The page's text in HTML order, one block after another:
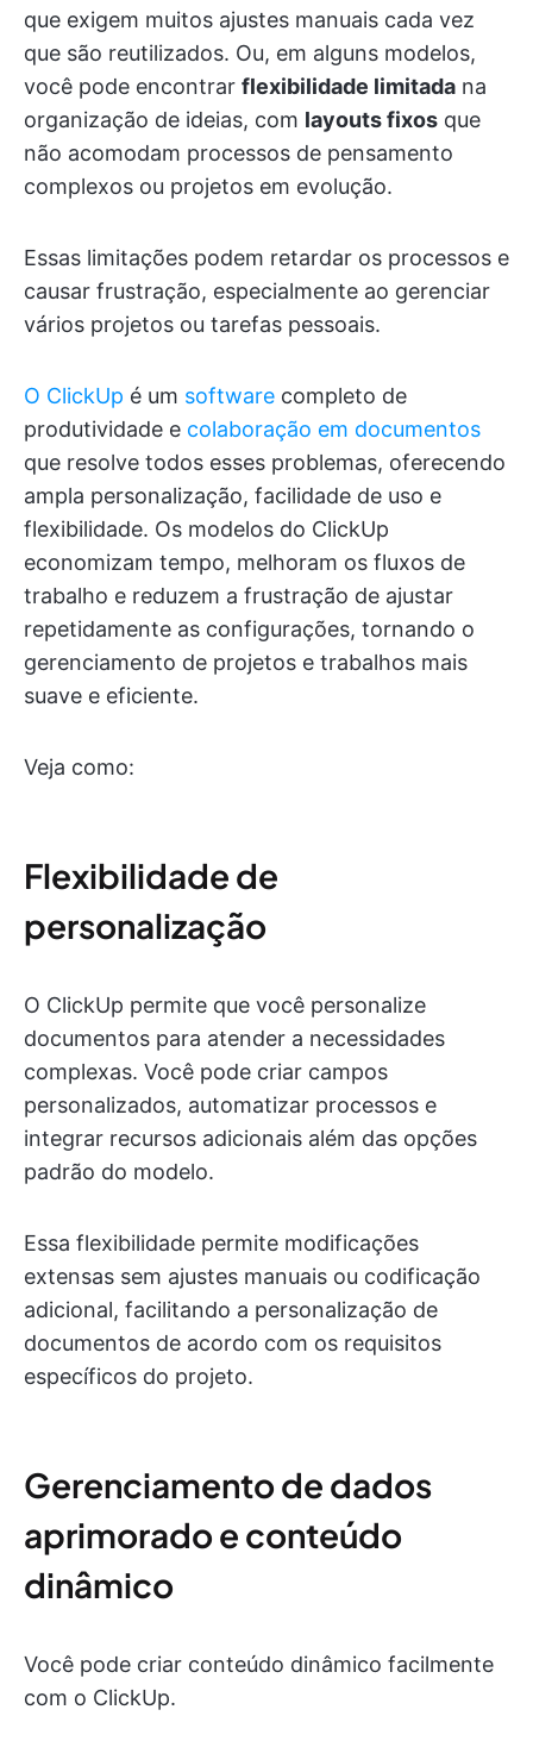
que exigem muitos ajustes manuais cada vez
que são reutilizados. Ou, em alguns modelos,
você pode encontrar flexibilidade limitada na
organização de ideias, com layouts fixos que
não acomodam processos de pensamento
complexos ou projetos em evolução.
Essas limitações podem retardar os processos e
causar frustração, especialmente ao gerenciar
vários projetos ou tarefas pessoais.
O ClickUp é um software completo de
produtividade e colaboração em documentos
que resolve todos esses problemas, oferecendo
ampla personalização, facilidade de uso e
flexibilidade. Os modelos do ClickUp
economizam tempo, melhoram os fluxos de
trabalho e reduzem a frustração de ajustar
repetidamente as configurações, tornando o
gerenciamento de projetos e trabalhos mais
suave e eficiente.
Veja como:
Flexibilidade de
personalização
O ClickUp permite que você personalize
documentos para atender a necessidades
complexas. Você pode criar campos
personalizados, automatizar processos e
integrar recursos adicionais além das opções
padrão do modelo.
Essa flexibilidade permite modificações
extensas sem ajustes manuais ou codificação
adicional, facilitando a personalização de
documentos de acordo com os requisitos
específicos do projeto.
Gerenciamento de dados
aprimorado e conteúdo
dinâmico
Você pode criar conteúdo dinâmico facilmente
com o ClickUp.